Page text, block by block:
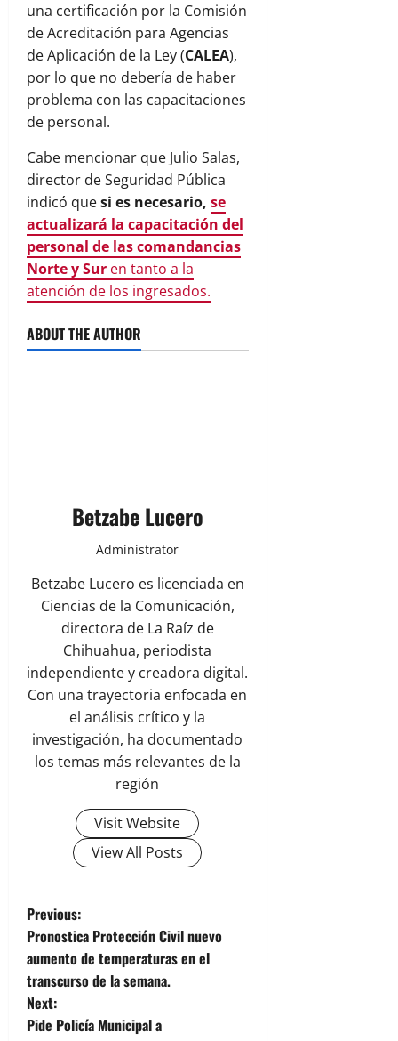
una certificación por la Comisión
de Acreditación para Agencias
de Aplicación de la Ley (CALEA),
por lo que no debería de haber
problema con las capacitaciones
de personal.
Cabe mencionar que Julio Salas,
director de Seguridad Pública
indicó quesi es necesario, se
actualizará la capacitación del
personal de las comandancias
Norte y Sur en tanto a la
atención de los ingresados.
ABOUT THE AUTHOR
Betzabe Lucero
Administrator
Betzabe Lucero es licenciada en
Ciencias de la Comunicación,
directora de La Raíz de
Chihuahua, periodista
independiente y creadora digital.
Con una trayectoria enfocada en
el análisis crítico y la
investigación, ha documentado
los temas más relevantes de la
región
Visit Website
View All Posts
P
o
s
t
Previous:
Pronostica Protección Civil nuevo
aumento de temperaturas en el
transcurso de la semana.
Next:
Pide Policía Municipal a